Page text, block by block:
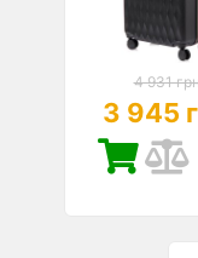
4 931
3 945